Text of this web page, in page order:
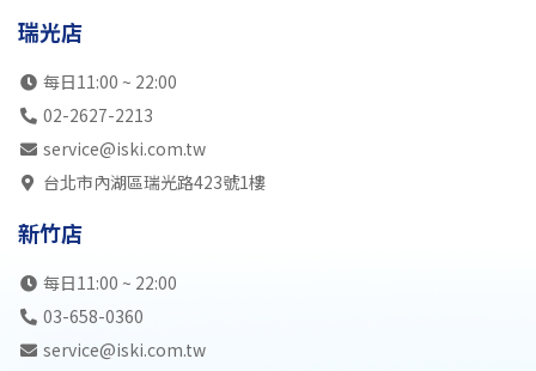
瑞光店
每日11:00 ~ 22:00
02-2627-2213
service@iski.com.tw
台北市內湖區瑞光路423號1樓
新竹店
每日11:00 ~ 22:00
03-658-0360
service@iski.com.tw